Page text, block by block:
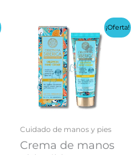
¡Oferta!
Cuidado de manos y pies
Crema de manos